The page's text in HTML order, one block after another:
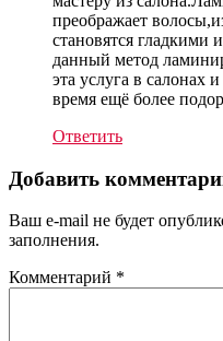
преображает
становятся гладкими
данный метод
эта услуга в салонах
время ещё более
Ответить
Добавить
Ваш e-mail не будет
заполнения.
Комментарий *